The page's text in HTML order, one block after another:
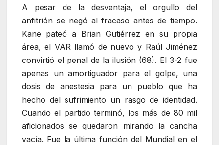
A pesar de la desventaja, el orgullo del
anfitrión se negó al fracaso antes de tiempo.
Kane pateó a Brian Gutiérrez en su propia
área, el VAR llamó de nuevo y Raúl Jiménez
convirtió el penal de la ilusión (68). El 3-2 fue
apenas un amortiguador para el golpe, una
dosis de anestesia para un pueblo que ha
hecho del sufrimiento un rasgo de identidad.
Cuando el partido terminó, los más de 80 mil
aficionados se quedaron mirando la cancha
vacía. Fue la última función del Mundial en el